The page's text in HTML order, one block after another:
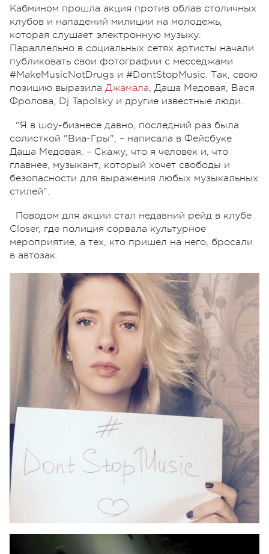
Кабмином прошла акция против облав столичных
клубов и нападений милиции на молодежь,
которая слушает электронную музыку.
Параллельно в социальных сетях артисты начали
публиковать свои фотографии с месседжами
#MakeMusicNotDrugs и #DontStopMusic. Так, свою
позицию выразила Джамала, Даша Медовая, Вася
Фролова, Dj Tapolsky и другие известные люди.
"Я в шоу-бизнесе давно, последний раз была
солисткой "Виа-Гры", – написала в Фейсбуке
Даша Медовая. – Скажу, что я человек и, что
главнее, музыкант, который хочет свободы и
безопасности для выражения любых музыкальных
стилей".
Поводом для акции стал недавний рейд в клубе
Closer, где полиция сорвала культурное
мероприятие, а тех, кто пришел на него, бросали
в автозак.